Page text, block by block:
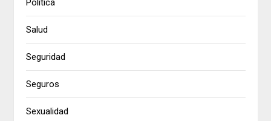
Política
Salud
Seguridad
Seguros
Sexualidad